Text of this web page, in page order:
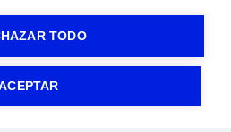
TODO
-Aviso legal|Política de privacidad|
-By